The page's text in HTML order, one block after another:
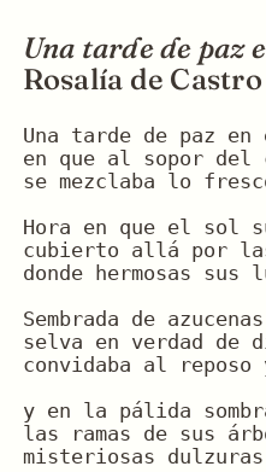
Una tarde de paz
Rosalía de Castro
Una tarde de paz
en que al sopor del
se mezclaba lo
Hora en que el sol
cubierto allá por las
donde hermosas sus
Sembrada de
selva en verdad de
convidaba al
y en la pálida
las ramas de sus
misteriosas